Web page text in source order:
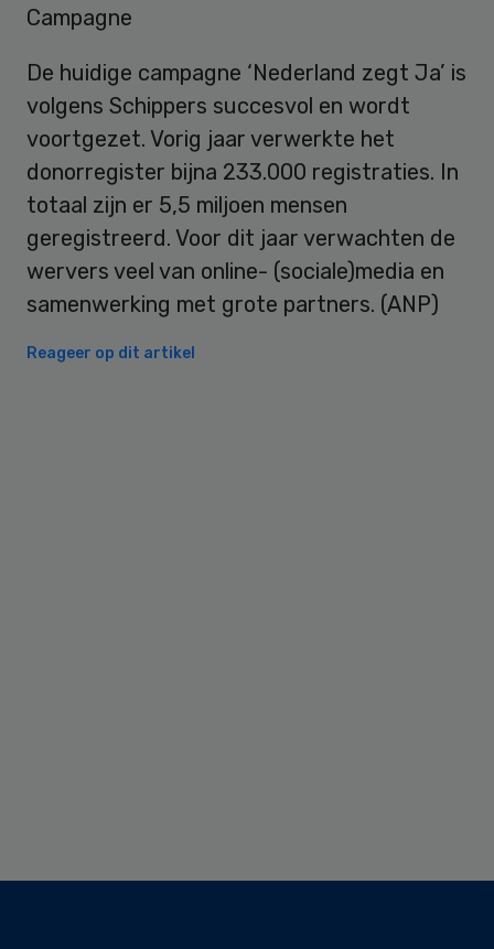
Campagne
De huidige campagne ‘Nederland zegt Ja’ is
volgens Schippers succesvol en wordt
voortgezet. Vorig jaar verwerkte het
donorregister bijna 233.000 registraties. In
totaal zijn er 5,5 miljoen mensen
geregistreerd. Voor dit jaar verwachten de
wervers veel van online- (sociale)media en
samenwerking met grote partners. (ANP)
Reageer op dit artikel